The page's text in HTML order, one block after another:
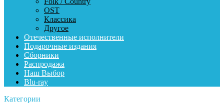
OST
Классика
Другое
Отечественные исполнители
Подарочные издания
Сборники
Распродажа
Наш Выбор
Blu-ray
Категории